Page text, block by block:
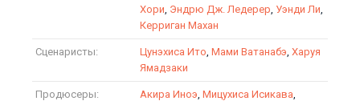
Хори, Эндрю Дж. Ледерер, Уэнди Ли,
Керриган Махан
Сценаристы: Цунэхиса Ито, Мами Ватанабэ, Харуя
Ямадзаки
Продюсеры: Акира Иноэ, Мицухиса Исикава,